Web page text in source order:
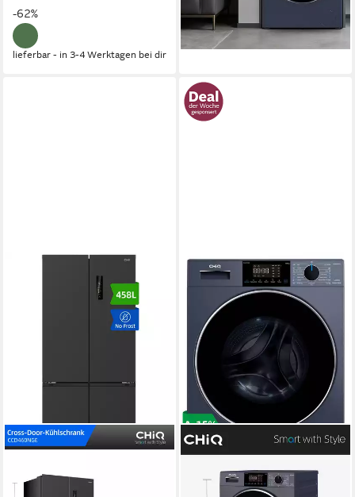
-62%
lieferbar - in 3-4 Werktagen bei dir
lieferbar - in 3-4 Werktagen bei dir